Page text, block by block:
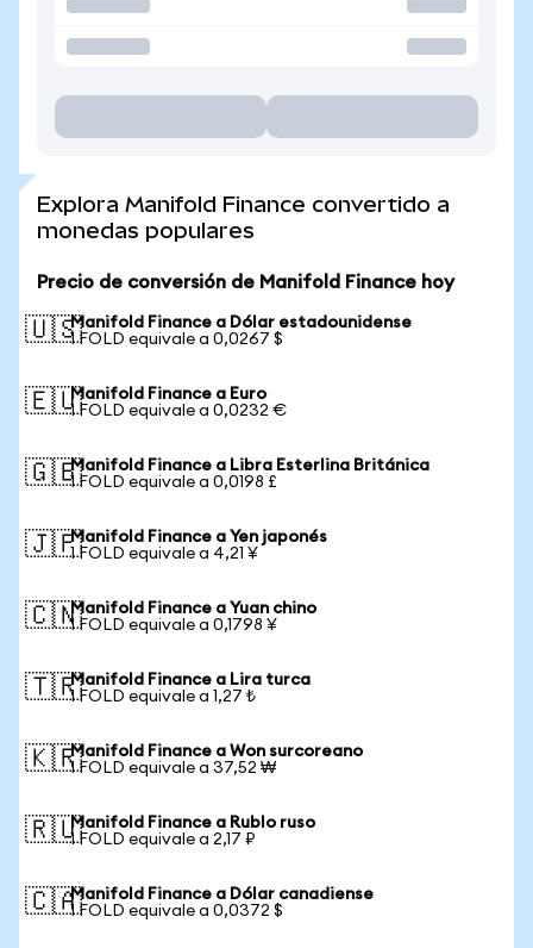
Explora Manifold Finance convertido a
monedas populares
Precio de conversión de Manifold Finance hoy
🇺🇸Manifold Finance a Dólar estadounidense
1 FOLD equivale a 0,0267 $
🇪🇺Manifold Finance a Euro
1 FOLD equivale a 0,0232 €
🇬🇧Manifold Finance a Libra Esterlina Británica
1 FOLD equivale a 0,0198 £
🇯🇵Manifold Finance a Yen japonés
1 FOLD equivale a 4,21 ¥
🇨🇳Manifold Finance a Yuan chino
1 FOLD equivale a 0,1798 ¥
🇹🇷Manifold Finance a Lira turca
1 FOLD equivale a 1,27 ₺
🇰🇷Manifold Finance a Won surcoreano
1 FOLD equivale a 37,52 ₩
🇷🇺Manifold Finance a Rublo ruso
1 FOLD equivale a 2,17 ₽
🇨🇦Manifold Finance a Dólar canadiense
1 FOLD equivale a 0,0372 $